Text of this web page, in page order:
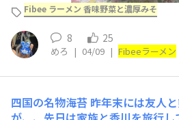
Fibee ラーメン 香味野菜と濃厚みそ
8 25
めろ | 04/09 | Fibeeラーメン
四国の名物海苔 昨年末には友人